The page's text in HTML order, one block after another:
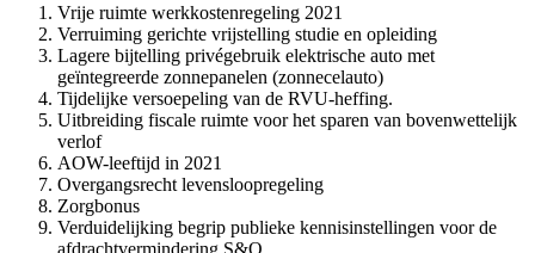
Vrije ruimte werkkostenregeling 2021
Verruiming gerichte vrijstelling studie en opleiding
Lagere bijtelling privégebruik elektrische auto met
geïntegreerde zonnepanelen (zonnecelauto)
Tijdelijke versoepeling van de RVU-heffing.
Uitbreiding fiscale ruimte voor het sparen van bovenwettelijk
verlof
AOW-leeftijd in 2021
Overgangsrecht levensloopregeling
Zorgbonus
Verduidelijking begrip publieke kennisinstellingen voor de
afdrachtvermindering S&O